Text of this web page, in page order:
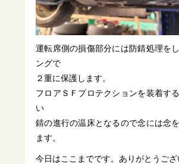
運転席側の損傷部分には防錆処理を
ングで
２重に保護します。
フロアＳＦプロテクションを装着す
い
錆の進行の温床となるので念には念
ます。
今日はここまでです。ありがとうござ